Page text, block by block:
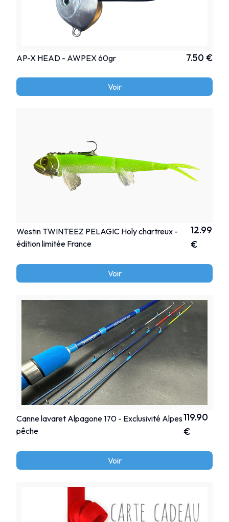
AP-X HEAD - AWPEX 60gr 7.50 €
Voir
Westin TWINTEEZ PELAGIC Holy chartreux -
édition limitée France
12.99
€
Voir
Canne lavaret Alpagone 170 - Exclusivité Alpes
pêche
119.90
€
Voir